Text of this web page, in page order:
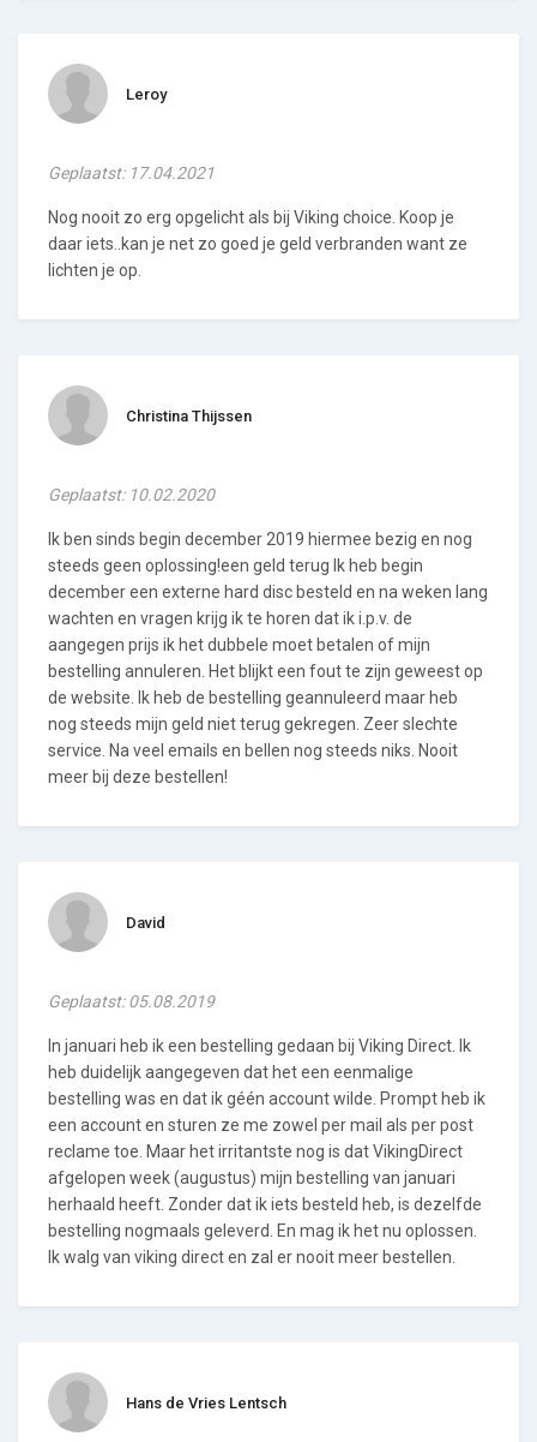
Leroy
Geplaatst: 17.04.2021
Nog nooit zo erg opgelicht als bij Viking choice. Koop je
daar iets..kan je net zo goed je geld verbranden want ze
lichten je op.
Christina Thijssen
Geplaatst: 10.02.2020
Ik ben sinds begin december 2019 hiermee bezig en nog
steeds geen oplossing!een geld terug Ik heb begin
december een externe hard disc besteld en na weken lang
wachten en vragen krijg ik te horen dat ik i.p.v. de
aangegen prijs ik het dubbele moet betalen of mijn
bestelling annuleren. Het blijkt een fout te zijn geweest op
de website. Ik heb de bestelling geannuleerd maar heb
nog steeds mijn geld niet terug gekregen. Zeer slechte
service. Na veel emails en bellen nog steeds niks. Nooit
meer bij deze bestellen!
David
Geplaatst: 05.08.2019
In januari heb ik een bestelling gedaan bij Viking Direct. Ik
heb duidelijk aangegeven dat het een eenmalige
bestelling was en dat ik géén account wilde. Prompt heb ik
een account en sturen ze me zowel per mail als per post
reclame toe. Maar het irritantste nog is dat VikingDirect
afgelopen week (augustus) mijn bestelling van januari
herhaald heeft. Zonder dat ik iets besteld heb, is dezelfde
bestelling nogmaals geleverd. En mag ik het nu oplossen.
Ik walg van viking direct en zal er nooit meer bestellen.
Hans de Vries Lentsch